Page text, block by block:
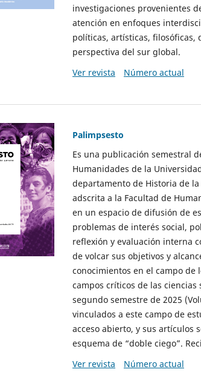
investigaciones provenientes
atención en enfoques
políticas, artísticas, filosóficas,
perspectiva del sur global.
Ver revista
Número actual
Palimpsesto
Es una publicación semestral
Humanidades de la
departamento de Historia de
adscrita a la Facultad de
en un espacio de difusión de
problemas de interés social,
reflexión y evaluación interna
de volcar sus objetivos y
conocimientos en el campo de
campos críticos de las
segundo semestre de 2025
vinculados a este campo de
acceso abierto, y sus artículos
esquema de “doble ciego”.
Ver revista
Número actual